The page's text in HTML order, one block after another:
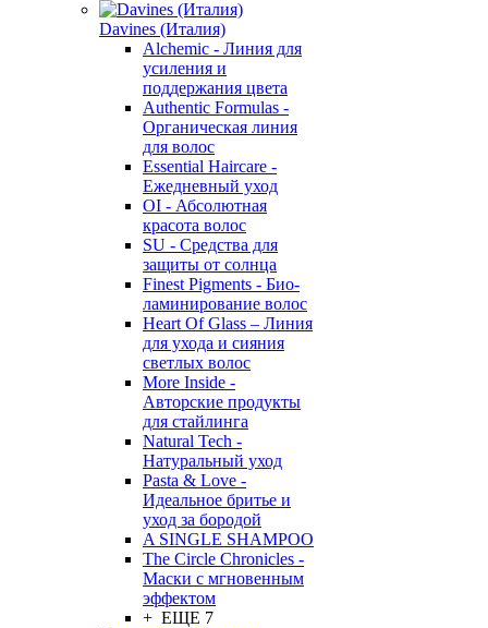
Davines (Италия)
Alchemic - Линия для
усиления и
поддержания цвета
Authentic Formulas -
Органическая линия
для волос
Essential Haircare -
Eжедневный уход
OI - Абсолютная
красота волос
SU - Средства для
защиты от солнца
Finest Pigments - Био-
ламинирование волос
Heart Of Glass – Линия
для ухода и сияния
светлых волос
More Inside -
Авторские продукты
для стайлинга
Natural Tech -
Натуральный уход
Pasta & Love -
Идеальное бритье и
уход за бородой
A SINGLE SHAMPOO
The Circle Chronicles -
Маски с мгновенным
эффектом
+ ЕЩЕ 7